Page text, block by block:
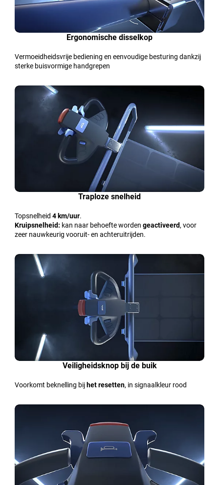
Ergonomische disselkop
Vermoeidheidsvrije bediening en eenvoudige besturing dankzij
sterke buisvormige handgrepen
Traploze snelheid
Topsnelheid 4 km/uur.
Kruipsnelheid: kan naar behoefte worden geactiveerd, voor
zeer nauwkeurig vooruit- en achteruitrijden.
Veiligheidsknop bij de buik
Voorkomt beknelling bij het resetten, in signaalkleur rood